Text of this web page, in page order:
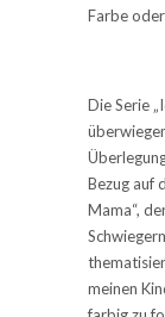
Farbe
Die Serie
Bezug auf
Mama“,
meinen